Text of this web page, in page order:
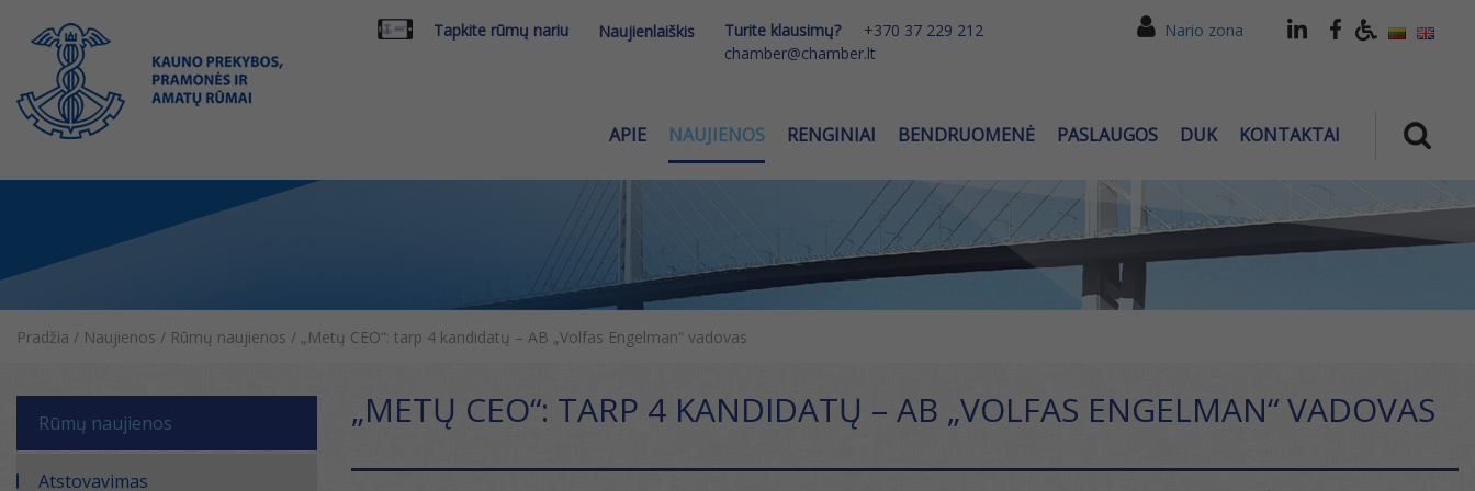
Tapkite rūmų nariu Naujienlaiškis Turite klausimų?
+370 37 229 212
chamber@chamber.lt
Nario zona
APIE NAUJIENOS RENGINIAI BENDRUOMENĖ PASLAUGOS DUK KONTAKTAI
Pradžia / Naujienos / Rūmų naujienos / „Metų CEO“: tarp 4 kandidatų – AB „Volfas Engelman“ vadovas
Rūmų naujienos
Atstovavimas
„METŲ CEO“: TARP 4 KANDIDATŲ – AB „VOLFAS ENGELMAN“ VADOVAS